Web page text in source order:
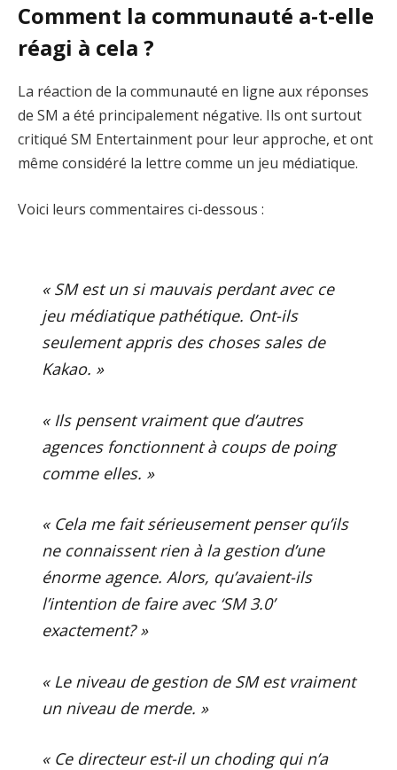
Comment la communauté a-t-elle
réagi à cela ?
La réaction de la communauté en ligne aux réponses
de SM a été principalement négative. Ils ont surtout
critiqué SM Entertainment pour leur approche, et ont
même considéré la lettre comme un jeu médiatique.
Voici leurs commentaires ci-dessous :
« SM est un si mauvais perdant avec ce
jeu médiatique pathétique. Ont-ils
seulement appris des choses sales de
Kakao. »
« Ils pensent vraiment que d’autres
agences fonctionnent à coups de poing
comme elles. »
« Cela me fait sérieusement penser qu’ils
ne connaissent rien à la gestion d’une
énorme agence. Alors, qu’avaient-ils
l’intention de faire avec ‘SM 3.0’
exactement? »
« Le niveau de gestion de SM est vraiment
un niveau de merde. »
« Ce directeur est-il un choding qui n’a